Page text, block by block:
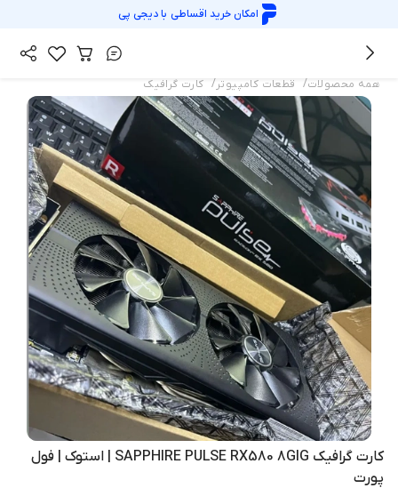
امکان خرید اقساطی بادیجی پی
همه محصولات/ قطعات کامپیوتر/ کارت گرافیک
کارت گرافیک SAPPHIRE PULSE RX580 8GIG | استوک | فول
پورت